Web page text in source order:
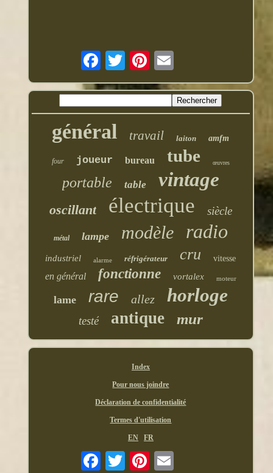
général travail laiton amfm
four joueur bureau tube œuvres
portable table vintage
oscillant électrique siècle
métal lampe modèle radio
industriel alarme réfrigérateur cru vitesse
en général fonctionne vortalex moteur
lame rare allez horloge
testé antique mur
Index
Pour nous joindre
Déclaration de confidentialité
Termes d'utilisation
EN FR